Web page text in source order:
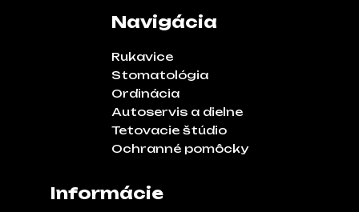
Navigácia
Rukavice
Stomatológia
Ordinácia
Autoservis a dielne
Tetovacie štúdio
Ochranné pomôcky
Informácie